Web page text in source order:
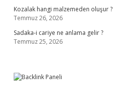
Kozalak hangi malzemeden oluşur ?
Temmuz 26, 2026
Sadaka-i cariye ne anlama gelir ?
Temmuz 25, 2026